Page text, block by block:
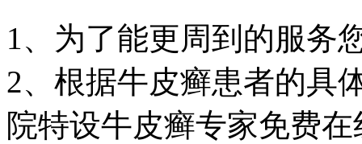
1、为了能更周到的服务
2、根据牛皮癣患者的具
院特设牛皮癣专家免费